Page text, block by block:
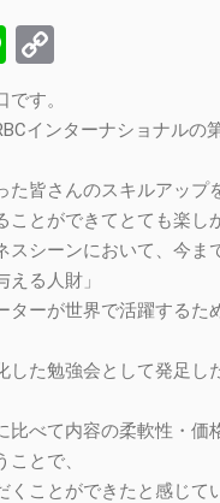
Line
す。
インターナショナルの
た皆さんのスキルアップ
ことができてとても楽し
シーンにおいて、今ま
る人財」
ターが世界で活躍するた
した勉強会として発足し
比べて内容の柔軟性・価
とで、
くことができたと感じて